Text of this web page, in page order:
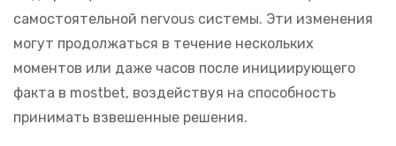
самостоятельной nervous системы. Эти изменения
могут продолжаться в течение нескольких
моментов или даже часов после инициирующего
факта в mostbet, воздействуя на способность
принимать взвешенные решения.